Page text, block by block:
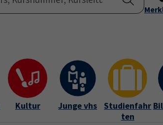
Startseite
Kultur Junge vhs
Studienfahr
ten